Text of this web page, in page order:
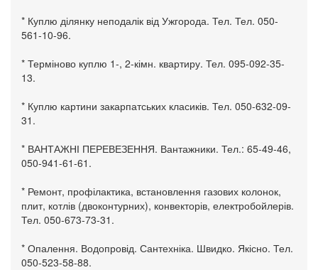
* Куплю ділянку неподалік від Ужгорода. Тел. Тел. 050-
561-10-96.
* Терміново куплю 1-, 2-кімн. квартиру. Тел. 095-092-35-
13.
* Куплю картини закарпатських класиків. Тел. 050-632-09-
31.
* ВАНТАЖНІ ПЕРЕВЕЗЕННЯ. Вантажники. Тел.: 65-49-46,
050-941-61-61.
* Ремонт, профілактика, встановлення газових колонок,
плит, котлів (двоконтурних), конвекторів, електробойлерів.
Тел. 050-673-73-31.
* Опалення. Водопровід. Сантехніка. Швидко. Якісно. Тел.
050-523-58-88.